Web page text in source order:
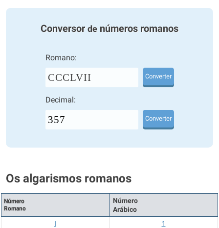
Conversor de números romanos
Romano:
CCCLVII Converter
Decimal:
Converter
Os algarismos romanos
Número
Romano
Número
Arábico
I
1